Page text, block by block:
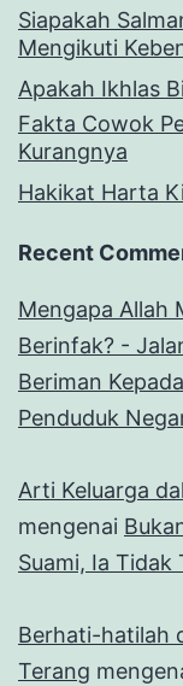
Siapakah
Mengikuti
Apakah Ikhlas
Fakta Cowok
Kurangnya
Hakikat Harta
Recent
Mengapa Allah
Berinfak? -
Beriman
Penduduk
Arti Keluarga
mengenai
Suami, Ia Tidak
Berhati-hatilah
Terang